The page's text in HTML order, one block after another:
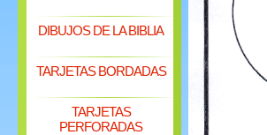
DIBUJOS DE LA BIBLIA
TARJETAS BORDADAS
TARJETAS
PERFORADAS